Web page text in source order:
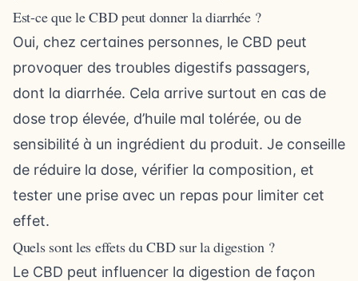
Est-ce que le CBD peut donner la diarrhée ?
Oui, chez certaines personnes, le CBD peut
provoquer des troubles digestifs passagers,
dont la diarrhée. Cela arrive surtout en cas de
dose trop élevée, d’huile mal tolérée, ou de
sensibilité à un ingrédient du produit. Je conseille
de réduire la dose, vérifier la composition, et
tester une prise avec un repas pour limiter cet
effet.
Quels sont les effets du CBD sur la digestion ?
Le CBD peut influencer la digestion de façon